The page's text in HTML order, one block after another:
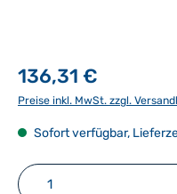
136,31 €
Preise inkl. MwSt. zzgl.
Sofort verfügbar,
Produkt Anzahl: Gib